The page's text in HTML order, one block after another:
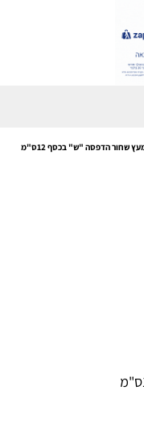
שחור הדפסה "ש" בכסף 12ס"מ